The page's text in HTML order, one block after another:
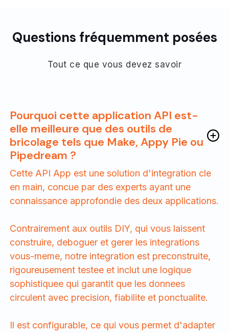
Questions fréquemment posées
Tout ce que vous devez savoir
Pourquoi cette application API est-
elle meilleure que des outils de
bricolage tels que Make, Appy Pie ou
Pipedream ?
Cette API App est une solution d'integration cle
en main, concue par des experts ayant une
connaissance approfondie des deux applications.
Contrairement aux outils DIY, qui vous laissent
construire, deboguer et gerer les integrations
vous-meme, notre integration est preconstruite,
rigoureusement testee et inclut une logique
sophistiquee qui garantit que les donnees
circulent avec precision, fiabilite et ponctualite.
Il est configurable, ce qui vous permet d'adapter